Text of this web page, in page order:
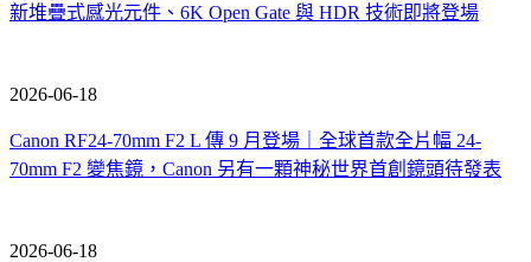
新堆疊式感光元件、6K Open Gate 與 HDR 技術即將登場
2026-06-18
Canon RF24-70mm F2 L 傳 9 月登場｜全球首款全片幅 24-
70mm F2 變焦鏡，Canon 另有一顆神秘世界首創鏡頭待發表
2026-06-18